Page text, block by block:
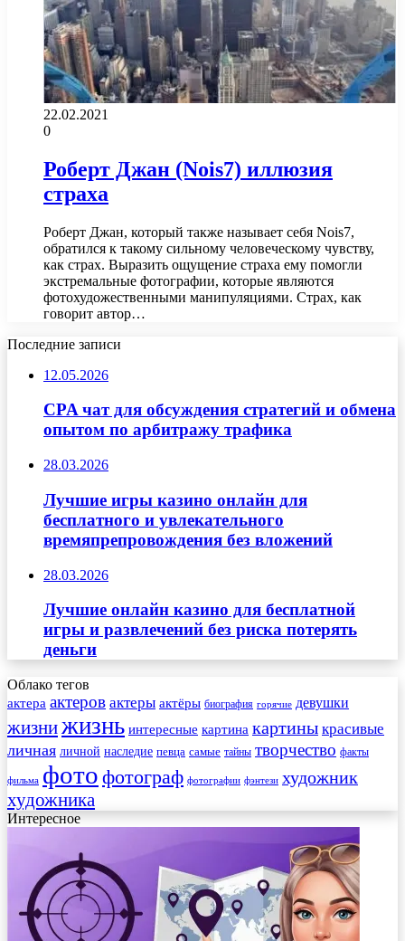
22.02.2021
0
Роберт Джан (Nois7) иллюзия
страха
Роберт Джан, который также называет себя Nois7,
обратился к такому сильному человеческому чувству,
как страх. Выразить ощущение страха ему помогли
экстремальные фотографии, которые являются
фотохудожественными манипуляциями. Страх, как
говорит автор…
Последние записи
12.05.2026
CPA чат для обсуждения стратегий и обмена
опытом по арбитражу трафика
28.03.2026
Лучшие игры казино онлайн для
бесплатного и увлекательного
времяпрепровождения без вложений
28.03.2026
Лучшие онлайн казино для бесплатной
игры и развлечений без риска потерять
деньги
Облако тегов
актера актеров актеры актёры биография горячие девушки
жизнижизнь интересные картина картины красивые
личная личной наследие певца самые тайны творчество факты
фильма фото фотограф фотографии фэнтези художник
художника
Интересное